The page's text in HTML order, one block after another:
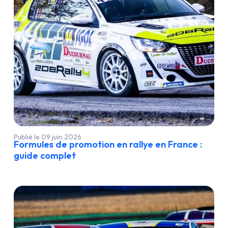
Publié le 09 juin 2026
Formules de promotion en rallye en France :
guide complet